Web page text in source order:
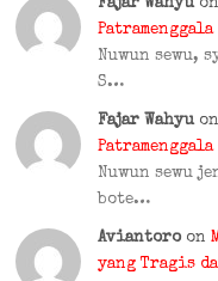
Fajar Wahyu on
Patramenggala
Nuwun sewu,
S…
Fajar Wahyu on
Patramenggala
Nuwun sewu
bote…
Aviantoro on
yang Tragis